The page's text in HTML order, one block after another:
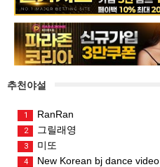
추천야설
1 RanRan
2 그릴래영
3 미또
4 New Korean bj dance video